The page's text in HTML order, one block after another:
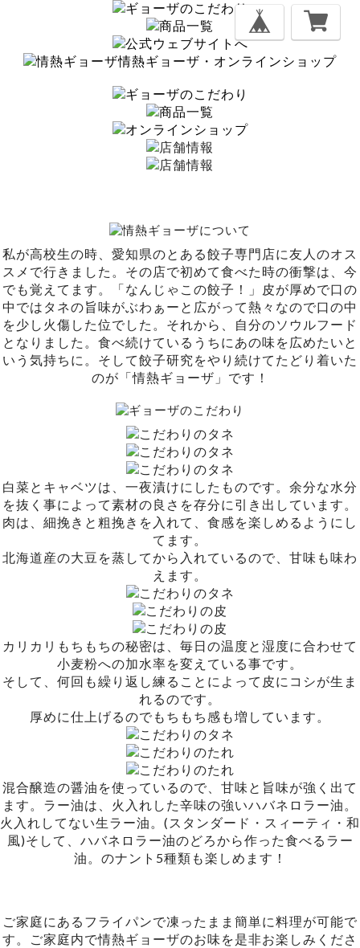
情熱ギョーザ・オンラインショップ
私が高校生の時、愛知県のとある餃子専門店に友人のオス
スメで行きました。その店で初めて食べた時の衝撃は、今
でも覚えてます。「なんじゃこの餃子！」皮が厚めで口の
中ではタネの旨味がぶわぁーと広がって熱々なので口の中
を少し火傷した位でした。それから、自分のソウルフード
となりました。食べ続けているうちにあの味を広めたいと
いう気持ちに。そして餃子研究をやり続けてたどり着いた
のが「情熱ギョーザ」です！
白菜とキャベツは、一夜漬けにしたものです。余分な水分
を抜く事によって素材の良さを存分に引き出しています。
肉は、細挽きと粗挽きを入れて、食感を楽しめるようにし
てます。
北海道産の大豆を蒸してから入れているので、甘味も味わ
えます。
カリカリもちもちの秘密は、毎日の温度と湿度に合わせて
小麦粉への加水率を変えている事です。
そして、何回も繰り返し練ることによって皮にコシが生ま
れるのです。
厚めに仕上げるのでもちもち感も増しています。
混合醸造の醤油を使っているので、甘味と旨味が強く出て
ます。ラー油は、火入れした辛味の強いハバネロラー油。
火入れしてない生ラー油。(スタンダード・スィーティ・和
風)そして、ハバネロラー油のどろから作った食べるラー
油。のナント5種類も楽しめます！
ご家庭にあるフライパンで凍ったまま簡単に料理が可能で
す。ご家庭内で情熱ギョーザのお味を是非お楽しみくださ